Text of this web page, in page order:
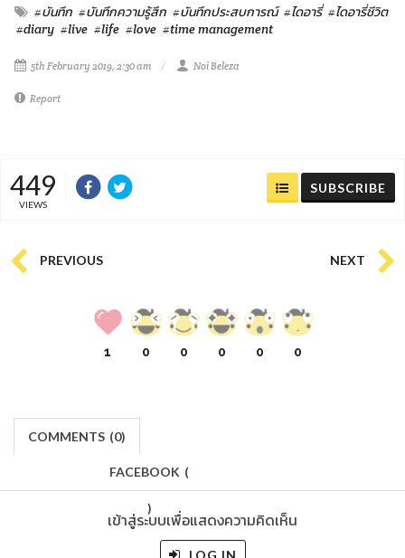
#บันทึก #บันทึกความรู้สึก #บันทึกประสบการณ์ #ไดอารี่ #ไดอารี่ชีวิต
#diary #live #life #love #time management
5th February 2019, 2:30 am Noi Beleza
Report
449
VIEWS
SUBSCRIBE
PREVIOUS NEXT
1 0 0 0 0 0
COMMENTS (0)
FACEBOOK (
)
เข้าสู่ระบบเพื่อแสดงความคิดเห็น